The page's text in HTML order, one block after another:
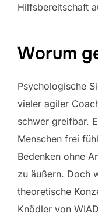
Hilfsbereitschaft
Worum
Psychologische
vieler agiler
schwer greifbar.
Menschen frei
Bedenken ohne
zu äußern. Doch
theoretische
Knödler von